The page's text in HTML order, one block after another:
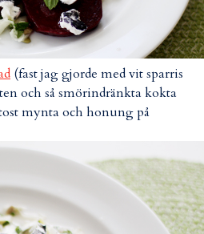
(fast jag gjorde med vit sparris
och så smörindränkta kokta
mynta och honung på